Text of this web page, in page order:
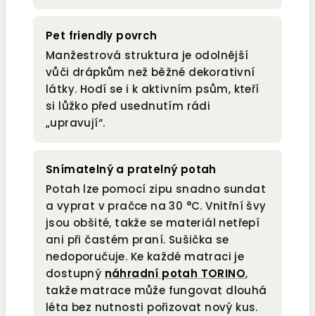
Pet friendly povrch
Manžestrová struktura je odolnější
vůči drápkům než běžné dekorativní
látky. Hodí se i k aktivním psům, kteří
si lůžko před usednutím rádi
„upravují“.
Snímatelný a pratelný potah
Potah lze pomocí zipu snadno sundat
a vyprat v pračce na 30 °C. Vnitřní švy
jsou obšité, takže se materiál netřepí
ani při častém praní. Sušička se
nedoporučuje. Ke každé matraci je
dostupný náhradní potah TORINO,
takže matrace může fungovat dlouhá
léta bez nutnosti pořizovat nový kus.